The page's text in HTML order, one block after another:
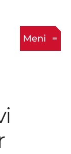
Meni